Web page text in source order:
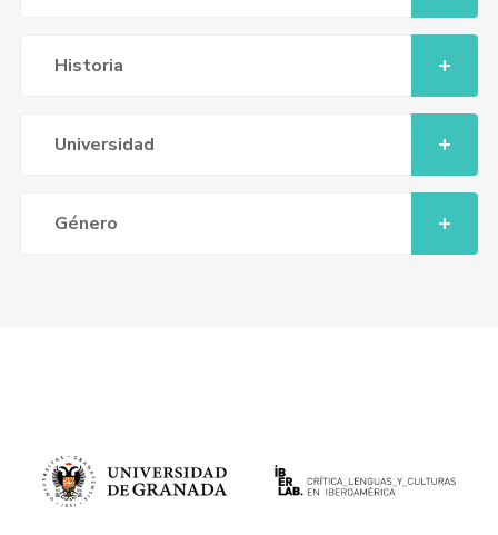
Historia
Universidad
Género